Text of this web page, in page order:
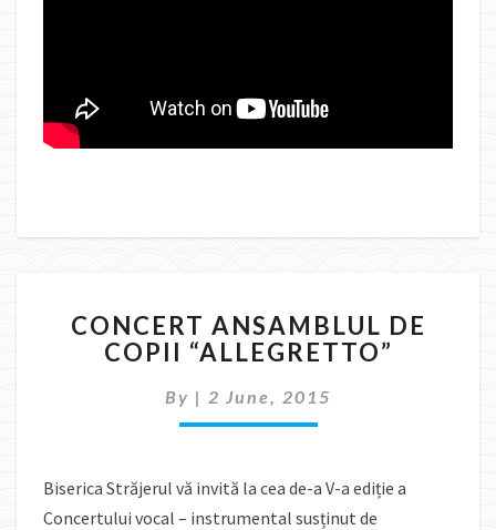
ANSAMBLUL
DE
“ALLEGRETTO”
CONCERT ANSAMBLUL DE
COPII “ALLEGRETTO”
By | 2 June, 2015
Biserica Străjerul vă invită la cea de-a V-a ediție a
Concertului vocal – instrumental susținut de